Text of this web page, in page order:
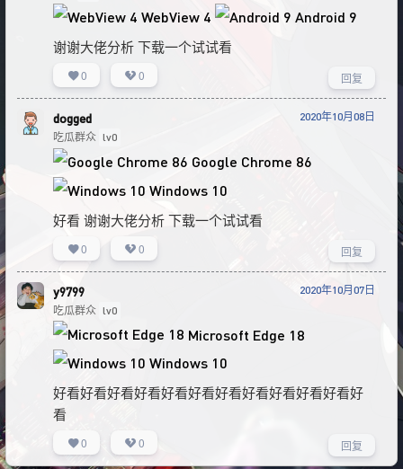
WebView 4 Android 9
谢谢大佬分析 下载一个试试看
0 0 回复
dogged
吃瓜群众 lv0
2020年10月08日
Google Chrome 86
Windows 10
好看 谢谢大佬分析 下载一个试试看
0 0 回复
y9799
吃瓜群众 lv0
2020年10月07日
Microsoft Edge 18
Windows 10
好看好看好看好看好看好看好看好看好看好看好看好
看
0 0 回复